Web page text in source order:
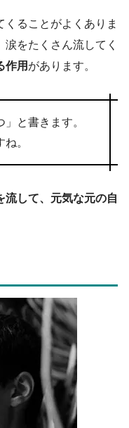
ることがよくありま
をたくさん流してく
作用 があります。
と書きます。
。
して、元気な元の自